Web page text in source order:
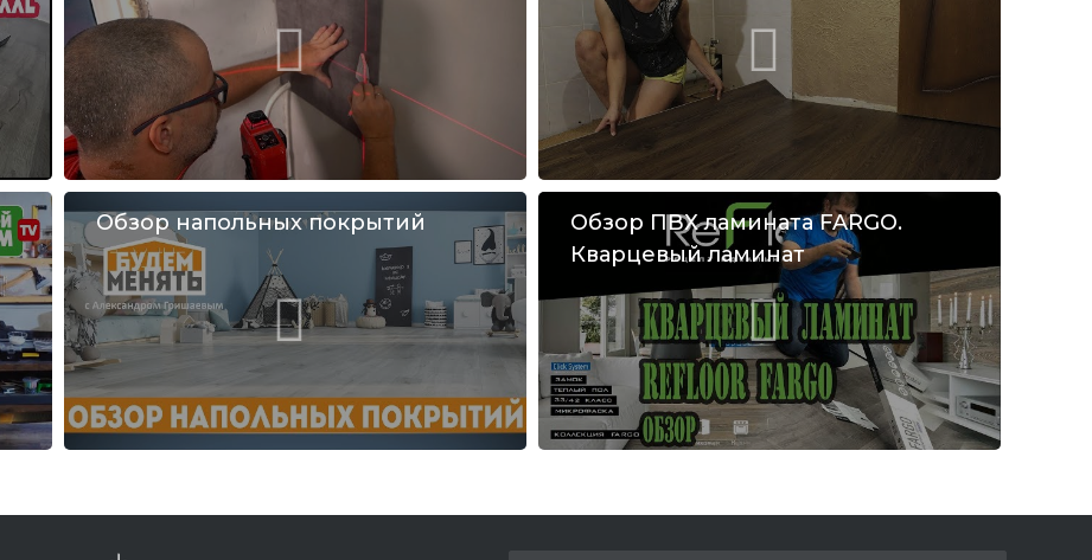
Обзор напольных покрытий
Обзор ПВХ ламината FARGO.
Кварцевый ламинат